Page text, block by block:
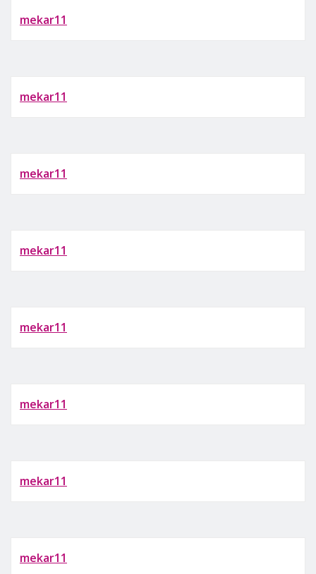
mekar11
mekar11
mekar11
mekar11
mekar11
mekar11
mekar11
mekar11